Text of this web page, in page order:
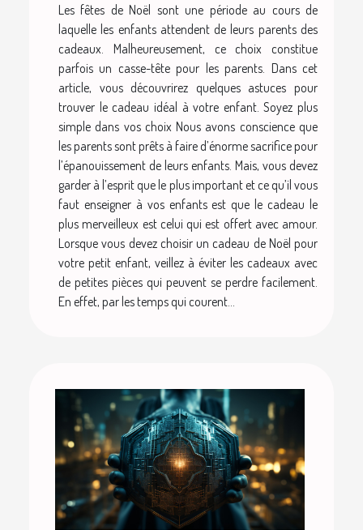
Les fêtes de Noël sont une période au cours de
laquelle les enfants attendent de leurs parents des
cadeaux. Malheureusement, ce choix constitue
parfois un casse-tête pour les parents. Dans cet
article, vous découvrirez quelques astuces pour
trouver le cadeau idéal à votre enfant. Soyez plus
simple dans vos choix Nous avons conscience que
les parents sont prêts à faire d’énorme sacrifice pour
l’épanouissement de leurs enfants. Mais, vous devez
garder à l’esprit que le plus important et ce qu’il vous
faut enseigner à vos enfants est que le cadeau le
plus merveilleux est celui qui est offert avec amour.
Lorsque vous devez choisir un cadeau de Noël pour
votre petit enfant, veillez à éviter les cadeaux avec
de petites pièces qui peuvent se perdre facilement.
En effet, par les temps qui courent...